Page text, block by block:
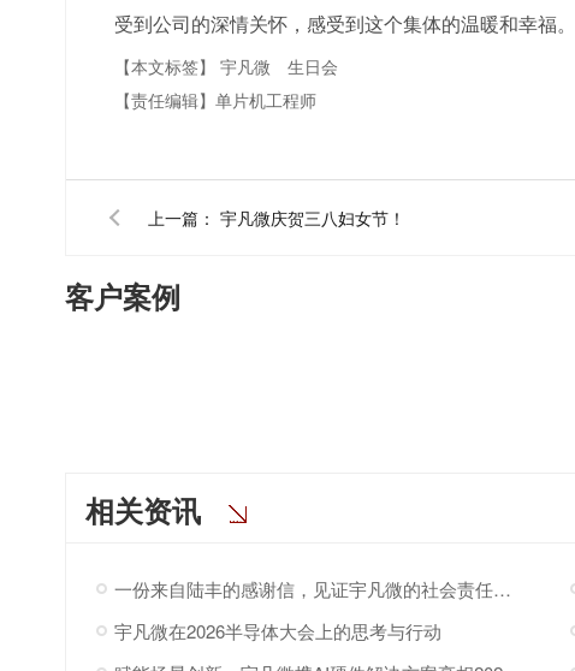
受到公司的深情关怀，感受到这个集体的温暖和幸福。
【本文标签】宇凡微
生日会
【责任编辑】单片机工程师
上一篇： 宇凡微庆贺三八妇女节！
客户案例
相关资讯
一份来自陆丰的感谢信，见证宇凡微的社会责任之路
宇凡微在2026半导体大会上的思考与行动